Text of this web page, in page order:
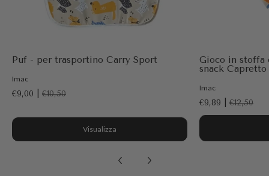
Puf - per trasportino Carry Sport
Imac
€9,00 | €10,50
Visualizza
Gioco in stoffa
snack Capretto
Imac
€9,89 | €12,50